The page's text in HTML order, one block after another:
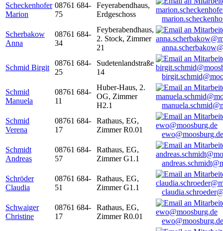
Scheckenhofer
Marion
08761 684-
75
Feyerabendhaus,
Erdgeschoss
Scherbakow
Anna
08761 684-
34
Feyberabendhaus,
2. Stock, Zimmer
21
Schmid Birgit
08761 684-
25
Sudetenlandstraße
14
Schmid
Manuela
08761 684-
11
Huber-Haus, 2.
OG, Zimmer
H2.1
Schmid
Verena
08761 684-
17
Rathaus, EG,
Zimmer R0.01
ewo@moosburg.de
Schmidt
Andreas
08761 684-
57
Rathaus, EG,
Zimmer G1.1
Schröder
Claudia
08761 684-
51
Rathaus, EG,
Zimmer G1.1
Schwaiger
Christine
08761 684-
17
Rathaus, EG,
Zimmer R0.01
ewo@moosburg.de